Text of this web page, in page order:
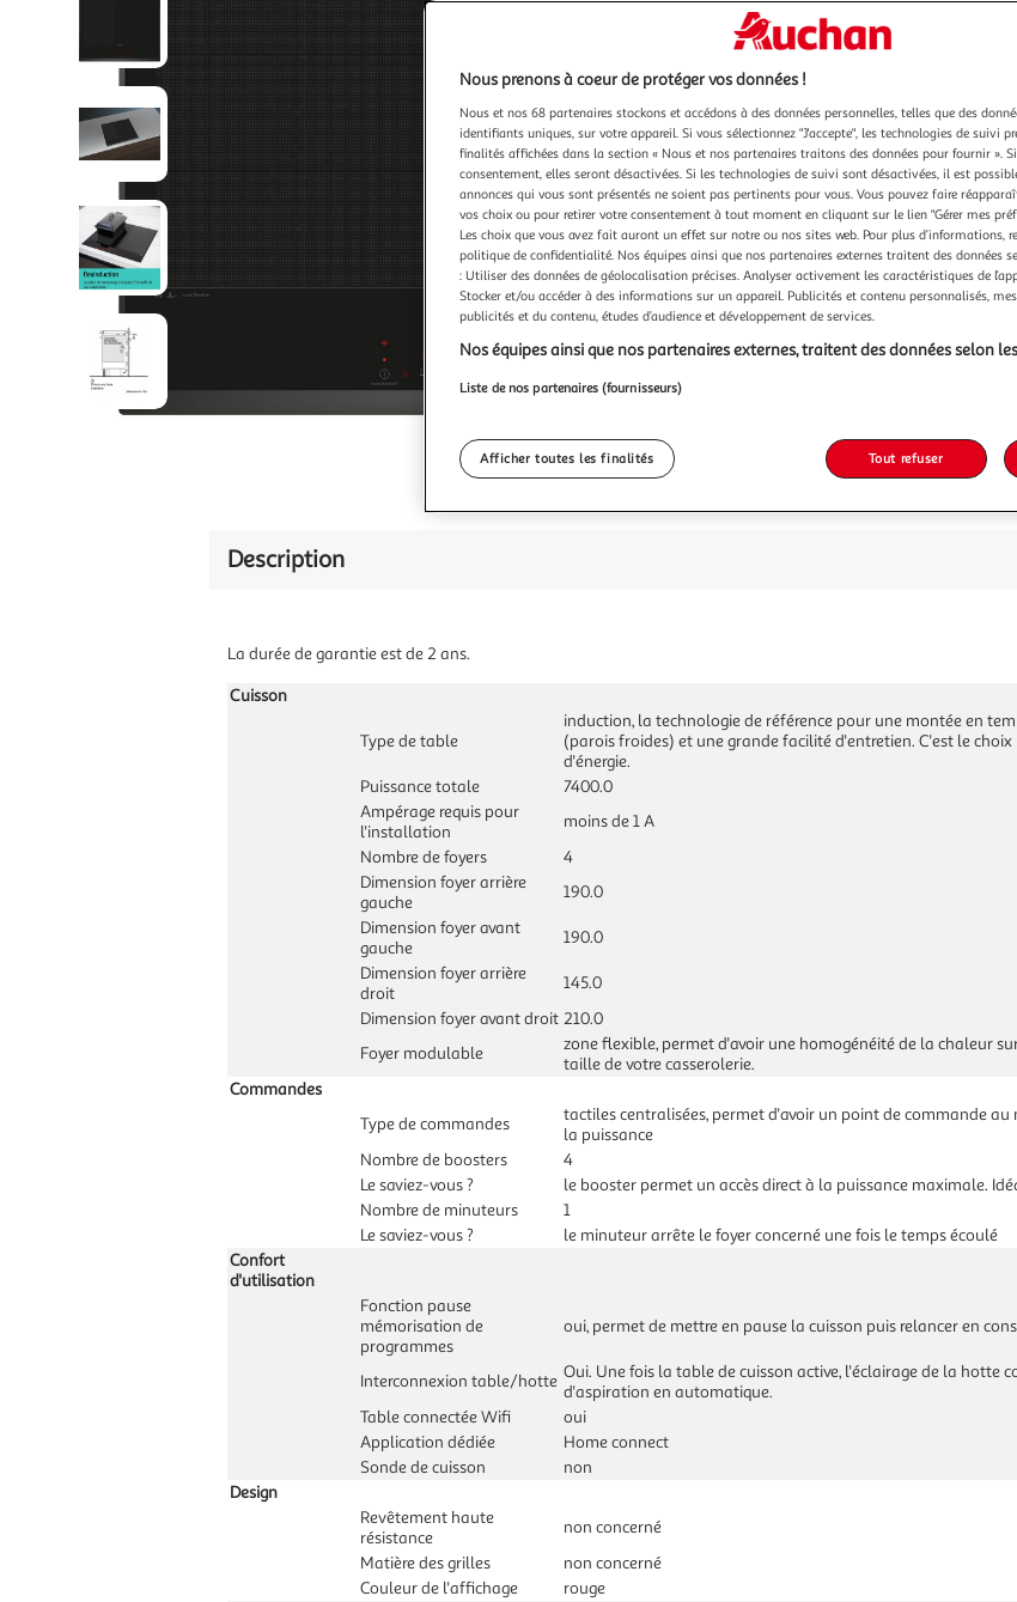
dont
Description
La durée de garantie est de 2 ans.
Cuisson
Type de table
induction, la technologie de référence pour une montée en
(parois froides) et une grande facilité d'entretien. C'est le
d'énergie.
Puissance totale
7400.0
Ampérage requis pour
l'installation
moins de 1 A
Nombre de foyers
4
Dimension foyer arrière
gauche
190.0
Dimension foyer avant
gauche
190.0
Dimension foyer arrière
droit
145.0
Dimension foyer avant droit 210.0
Foyer modulable
zone flexible, permet d'avoir une homogénéité de la chaleur
taille de votre casserolerie.
Commandes
Type de commandes
tactiles centralisées, permet d'avoir un point de commande
la puissance
Nombre de boosters
4
Le saviez-vous ?
le booster permet un accès direct à la puissance maximale.
Nombre de minuteurs
1
Le saviez-vous ?
le minuteur arrête le foyer concerné une fois le temps écoulé
Confort
d'utilisation
Fonction pause
mémorisation de
programmes
oui, permet de mettre en pause la cuisson puis relancer en
Interconnexion table/hotte Oui. Une fois la table de cuisson active, l'éclairage de la hotte
d'aspiration en automatique.
Table connectée Wifi
oui
Application dédiée
Home connect
Sonde de cuisson
non
Design
Revêtement haute
résistance
non concerné
Matière des grilles
non concerné
Couleur de l'affichage
rouge
Nous prenons à coeur de protéger vos données !
Nous et nos 68 partenaires stockons et accédons à des données personnelles, telles que des
identifiants uniques, sur votre appareil. Si vous sélectionnez "J'accepte", les technologies de suivi
finalités affichées dans la section « Nous et nos partenaires traitons des données pour fournir ».
consentement, elles seront désactivées. Si les technologies de suivi sont désactivées, il est
annonces qui vous sont présentés ne soient pas pertinents pour vous. Vous pouvez faire
vos choix ou pour retirer votre consentement à tout moment en cliquant sur le lien "Gérer mes
Les choix que vous avez fait auront un effet sur notre ou nos sites web. Pour plus d’informations,
politique de confidentialité. Nos équipes ainsi que nos partenaires externes traitent des données
: Utiliser des données de géolocalisation précises. Analyser activement les caractéristiques de
Stocker et/ou accéder à des informations sur un appareil. Publicités et contenu personnalisés,
publicités et du contenu, études d’audience et développement de services.
Nos équipes ainsi que nos partenaires externes, traitent des données selon
Liste de nos partenaires (fournisseurs)
Afficher toutes les finalités Tout refuser